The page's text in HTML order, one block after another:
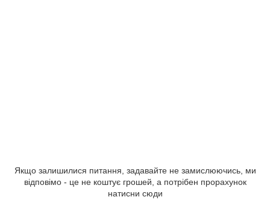
Якщо залишилися питання, задавайте не замислюючись, ми
відповімо - це не коштує грошей, а потрібен прорахунок
натисни сюди